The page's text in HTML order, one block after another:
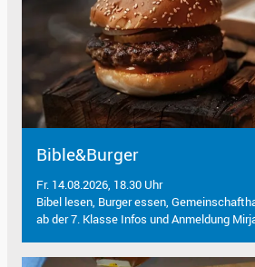
Bible&Burger
Fr. 14.08.2026, 18.30 Uhr
Bibel lesen, Burger essen,
ab der 7. Klasse Infos und Anmeldung